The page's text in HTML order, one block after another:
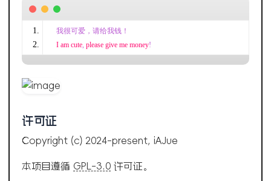
我很可爱，请给我钱！
I am cute, please give me money!
许可证
Copyright (c) 2024-present, iAJue
本项目遵循 GPL-3.0 许可证。